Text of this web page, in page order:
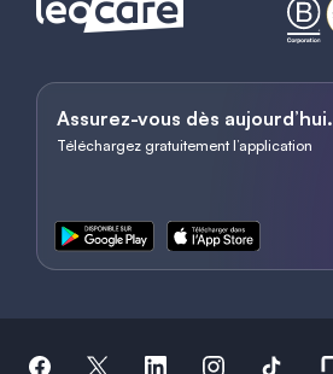
Assurez-vous dès aujourd’hui.
Téléchargez gratuitement l’application